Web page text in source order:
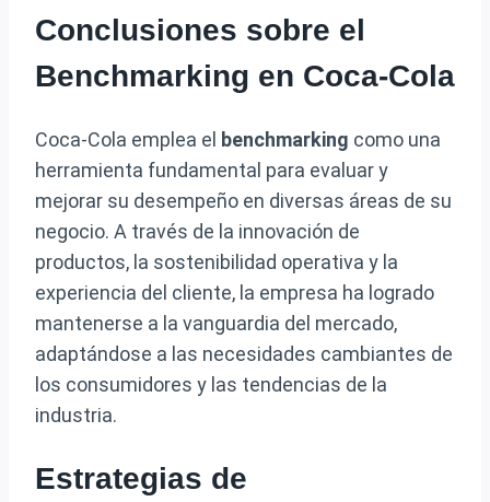
Conclusiones sobre el
Benchmarking en Coca-Cola
Coca-Cola emplea el benchmarking como una
herramienta fundamental para evaluar y
mejorar su desempeño en diversas áreas de su
negocio. A través de la innovación de
productos, la sostenibilidad operativa y la
experiencia del cliente, la empresa ha logrado
mantenerse a la vanguardia del mercado,
adaptándose a las necesidades cambiantes de
los consumidores y las tendencias de la
industria.
Estrategias de